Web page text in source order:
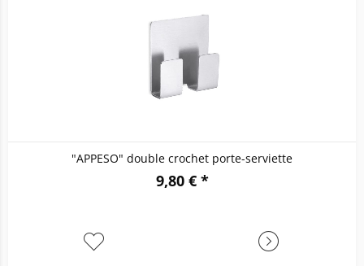
"APPESO" double crochet porte-serviette
9,80 € *